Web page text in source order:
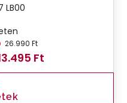
LB00
26.990 Ft
Ft